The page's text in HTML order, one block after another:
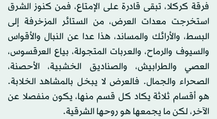
فرقة كركلا، تبقى قادرة على الإمتاع، فمن كنوز الشرق
استخرجت معدات العرض، من الستائر المزخرفة إلى
البسط، والأرائك والمساند، هذا عدا عن النبال والأقواس
والسيوف والرماح، والعربات المتجولة، بياع العرقسوس،
العصي والطرابيش، والصناديق الخشبية، الأحصنة،
الصحراء والجمال. فالعرض لا يبخل بالمشاهد الخلابة.
هو أقسام ثلاثة يكاد كل قسم منها، يكون منفصلا عن
الآخر، لكن ما يجمعها هو روحها الشرقية.